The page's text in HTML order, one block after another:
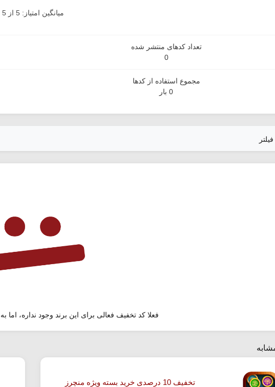
میانگین امتیاز: 5 از 5
تعداد کدهای منتشر شده
0
مجموع استفاده از کدها
0 بار
فعلا کد تخفیف فعالی برای این برند وجود نداره،
تخفیف 10 درصدی خرید بسته ویژه منچرز